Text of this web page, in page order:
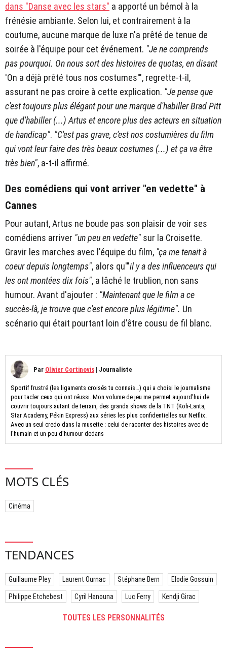
dans "Danse avec les stars" a apporté un bémol à la
frénésie ambiante. Selon lui, et contrairement à la
coutume, aucune marque de luxe n'a prêté de tenue de
soirée à l'équipe pour cet événement. "Je ne comprends
pas pourquoi. On nous sort des histoires de quotas, en disant
'On a déjà prêté tous nos costumes'", regrette-t-il,
assurant ne pas croire à cette explication. "Je pense que
c'est toujours plus élégant pour une marque d'habiller Brad Pitt
que d'habiller (...) Artus et encore plus des acteurs en situation
de handicap". "C'est pas grave, c'est nos costumières du film
qui vont leur faire des très beaux costumes (...) et ça va être
très bien", a-t-il affirmé.
Des comédiens qui vont arriver "en vedette" à
Cannes
Pour autant, Artus ne boude pas son plaisir de voir ses
comédiens arriver "un peu en vedette" sur la Croisette.
Gravir les marches avec l'équipe du film, "ça me tenait à
coeur depuis longtemps", alors qu'"il y a des influenceurs qui
les ont montées dix fois", a lâché le trublion, non sans
humour. Avant d'ajouter : "Maintenant que le film a ce
succès-là, je trouve que c'est encore plus légitime". Un
scénario qui était pourtant loin d'être cousu de fil blanc.
Par Olivier Cortinovis | Journaliste
Sportif frustré (les ligaments croisés tu connais…) qui a choisi le journalisme
pour tacler ceux qui ont réussi. Mon volume de jeu me permet aujourd’hui de
couvrir toujours autant de terrain, des grands shows de la TNT (Koh-Lanta,
Star Academy, Pékin Express) aux séries les plus confidentielles sur Netflix.
Avec un seul credo dans la musette : celui de raconter des histoires avec de
l’humain et un peu d’humour dedans
MOTS CLÉS
Cinéma
TENDANCES
Guillaume Pley Laurent Ournac Stéphane Bern Elodie Gossuin
Philippe Etchebest Cyril Hanouna Luc Ferry Kendji Girac
TOUTES LES PERSONNALITÉS